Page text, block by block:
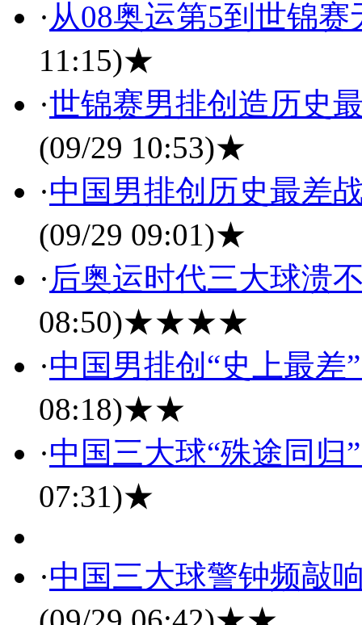
·从08奥运第5到世锦赛
11:15)★
·世锦赛男排创造历史
(09/29 10:53)★
·中国男排创历史最差
(09/29 09:01)★
· 后奥运时代三大球溃
08:50)★★★★
·中国男排创“史上最差
08:18)★★
·中国三大球“殊途同归
07:31)★
·中国三大球警钟频敲